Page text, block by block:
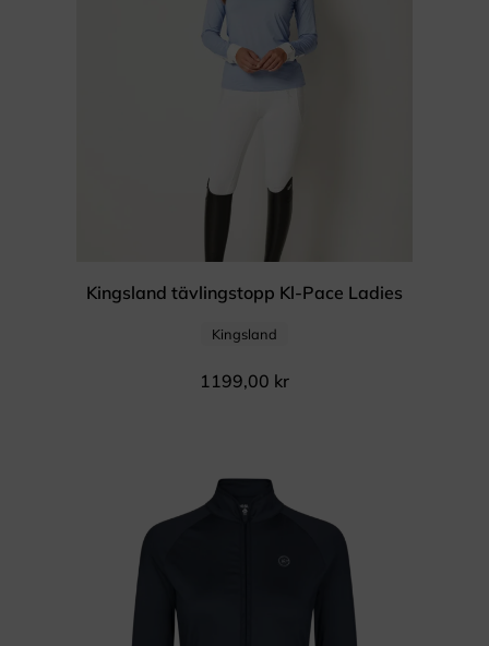
Kingsland tävlingstopp Kl-Pace Ladies
Kingsland
1199,00 kr